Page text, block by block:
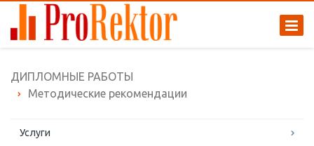
ДИПЛОМНЫЕ РАБОТЫ
Методические рекомендации
Услуги